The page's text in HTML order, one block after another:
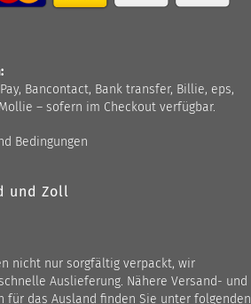
Bancontact, Bank transfer, Billie, eps,
– sofern im Checkout verfügbar.
Bedingungen
und Zoll
nicht nur sorgfältig verpackt, wir
Auslieferung. Nähere Versand- und
für das Ausland finden Sie unter folgenden